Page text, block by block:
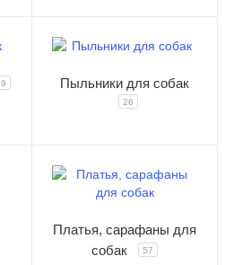
9 Пыльники для собак
26
Платья, сарафаны для
собак
57